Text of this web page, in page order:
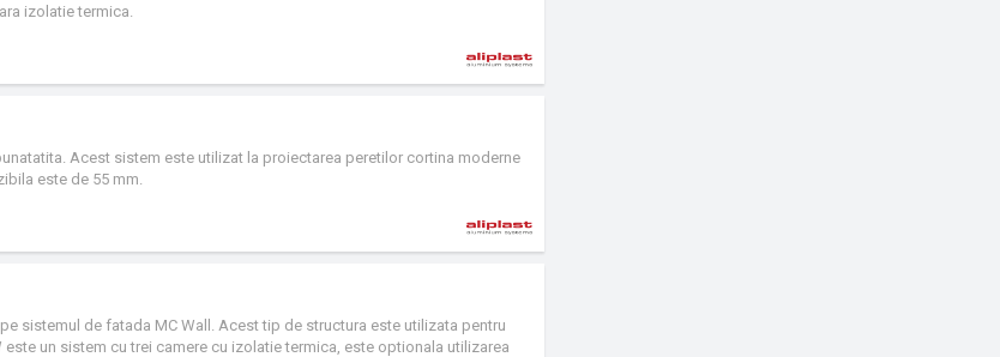
izolatie termica.
Acest sistem este utilizat la proiectarea peretilor cortina moderne
este de 55 mm.
sistemul de fatada MC Wall. Acest tip de structura este utilizata pentru
un sistem cu trei camere cu izolatie termica, este optionala utilizarea